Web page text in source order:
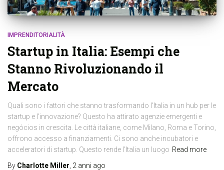
IMPRENDITORIALITÀ
Startup in Italia: Esempi che
Stanno Rivoluzionando il
Mercato
Quali sono i fattori che stanno trasformando l’Italia in un hub per le
startup e l’innovazione? Questo ha attirato agenzie emergenti e
negócios in crescita. Le città italiane, come Milano, Roma e Torino,
offrono accesso a finanziamenti. Ci sono anche incubatori e
acceleratori di startup. Questo rende l’Italia un luogo Read more
By Charlotte Miller 2 anni ago